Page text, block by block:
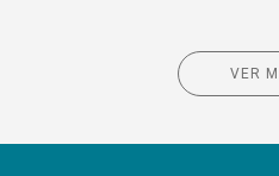
VER